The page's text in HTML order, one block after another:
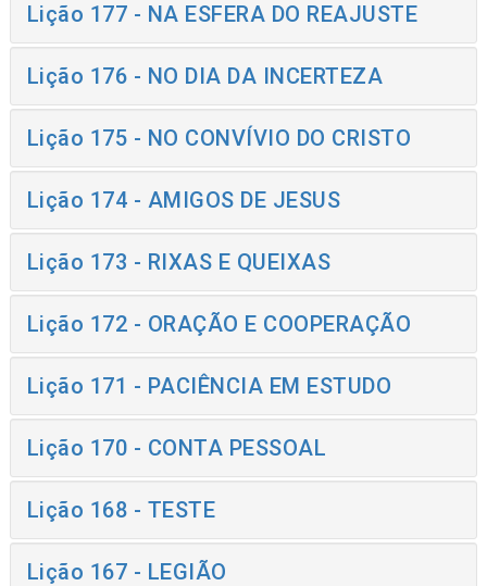
Lição 177 - NA ESFERA DO REAJUSTE
Lição 176 - NO DIA DA INCERTEZA
Lição 175 - NO CONVÍVIO DO CRISTO
Lição 174 - AMIGOS DE JESUS
Lição 173 - RIXAS E QUEIXAS
Lição 172 - ORAÇÃO E COOPERAÇÃO
Lição 171 - PACIÊNCIA EM ESTUDO
Lição 170 - CONTA PESSOAL
Lição 168 - TESTE
Lição 167 - LEGIÃO